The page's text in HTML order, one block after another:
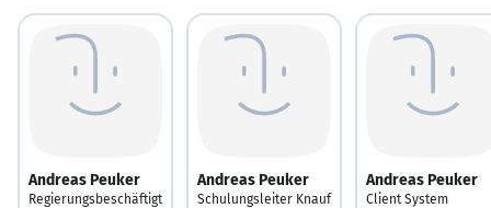
Andreas Peuker
Regierungsbeschäftigt
Andreas Peuker
Schulungsleiter Knauf
Andreas Peuker
Client System